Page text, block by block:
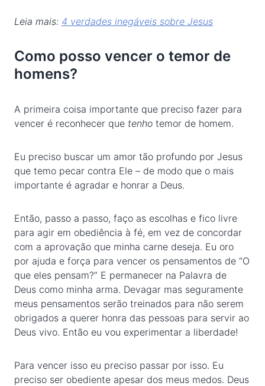
Leia mais: 4 verdades inegáveis sobre Jesus
Como posso vencer o temor de
homens?
A primeira coisa importante que preciso fazer para
vencer é reconhecer que tenho temor de homem.
Eu preciso buscar um amor tão profundo por Jesus
que temo pecar contra Ele – de modo que o mais
importante é agradar e honrar a Deus.
Então, passo a passo, faço as escolhas e fico livre
para agir em obediência à fé, em vez de concordar
com a aprovação que minha carne deseja. Eu oro
por ajuda e força para vencer os pensamentos de “O
que eles pensam?” E permanecer na Palavra de
Deus como minha arma. Devagar mas seguramente
meus pensamentos serão treinados para não serem
obrigados a querer honra das pessoas para servir ao
Deus vivo. Então eu vou experimentar a liberdade!
Para vencer isso eu preciso passar por isso. Eu
preciso ser obediente apesar dos meus medos. Deus